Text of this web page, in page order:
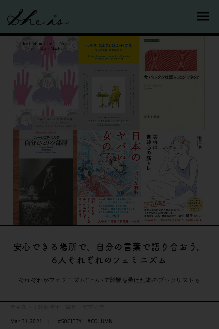
安心できる場所で、自分の言葉で語り合おう。
6人それぞれのフェミニズム
それぞれがフェミニズムについて影響を受けた本のブックリストも
Mar 31.2021 #SOCIETY #COLUMN